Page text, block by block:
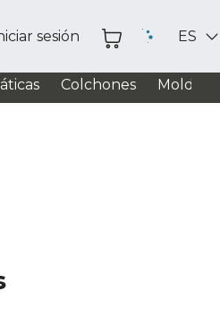
sesión ES
Colchones